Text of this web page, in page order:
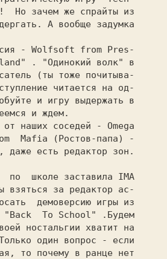
Но зачем же спрайты из
А вообще задумка
-
Wolfsoft from Pres-
. "Oдинокий волк" в
(ты тоже почитыва-
читается на од-
и игру выдержать в
и ждем.
от наших соседей -
Omega
Mafia
(Ростов-папа) -
, даже есть редактор зон.
по  школе заставила
IMA
взяться за редактор ас-
демоверсию игры из
"Back  To School"
.Будем
ностальгии хватит на
один вопрос - если
то почему в ранце нет